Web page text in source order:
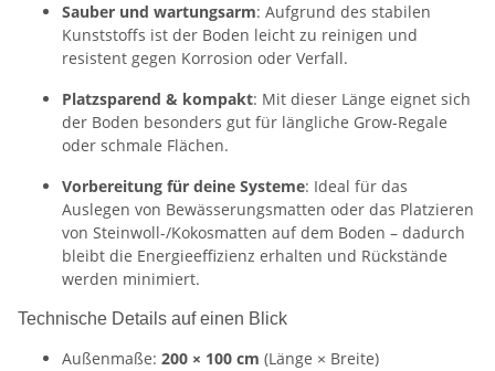
Sauber und wartungsarm: Aufgrund des stabilen
Kunststoffs ist der Boden leicht zu reinigen und
resistent gegen Korrosion oder Verfall.
Platzsparend & kompakt: Mit dieser Länge eignet sich
der Boden besonders gut für längliche Grow-Regale
oder schmale Flächen.
Vorbereitung für deine Systeme: Ideal für das
Auslegen von Bewässerungsmatten oder das Platzieren
von Steinwoll-/Kokosmatten auf dem Boden – dadurch
bleibt die Energieeffizienz erhalten und Rückstände
werden minimiert.
Technische Details auf einen Blick
Außenmaße: 200 × 100 cm (Länge × Breite)